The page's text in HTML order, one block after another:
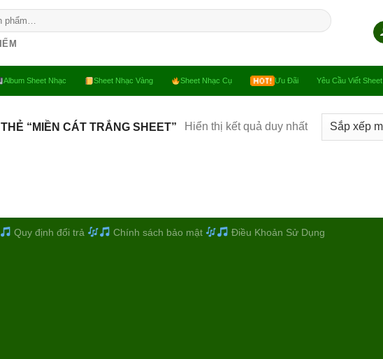
Album Sheet Nhạc Sheet Nhạc Vàng Sheet Nhạc Cụ Ưu Đãi Yêu Cầu Viết Sheet
“MIỀN CÁT TRẮNG SHEET” Hiển thị kết quả duy nhất
Quy định đổi trả Chính sách bảo mật Điều Khoản Sử Dụng